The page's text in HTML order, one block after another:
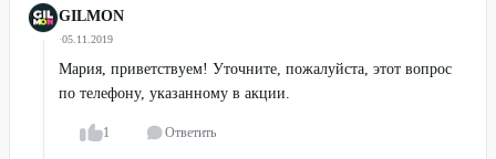
GILMON
·05.11.2019
Мария, приветствуем! Уточните, пожалуйста, этот вопрос
по телефону, указанному в акции.
1 Ответить